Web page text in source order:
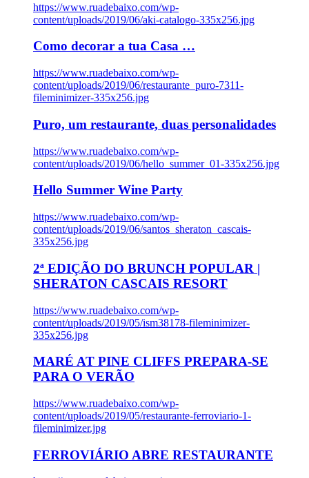
https://www.ruadebaixo.com/wp-
content/uploads/2019/06/aki-catalogo-335x256.jpg
Como decorar a tua Casa …
https://www.ruadebaixo.com/wp-
content/uploads/2019/06/restaurante_puro-7311-
fileminimizer-335x256.jpg
Puro, um restaurante, duas personalidades
https://www.ruadebaixo.com/wp-
content/uploads/2019/06/hello_summer_01-335x256.jpg
Hello Summer Wine Party
https://www.ruadebaixo.com/wp-
content/uploads/2019/06/santos_sheraton_cascais-
335x256.jpg
2ª EDIÇÃO DO BRUNCH POPULAR |
SHERATON CASCAIS RESORT
https://www.ruadebaixo.com/wp-
content/uploads/2019/05/ism38178-fileminimizer-
335x256.jpg
MARÉ AT PINE CLIFFS PREPARA-SE
PARA O VERÃO
https://www.ruadebaixo.com/wp-
content/uploads/2019/05/restaurante-ferroviario-1-
fileminimizer.jpg
FERROVIÁRIO ABRE RESTAURANTE